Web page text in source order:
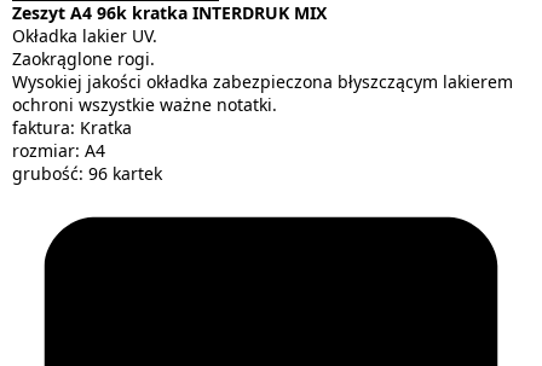
Zeszyt A4 96k kratka INTERDRUK MIX
Okładka lakier UV.
Zaokrąglone rogi.
Wysokiej jakości okładka zabezpieczona błyszczącym lakierem
ochroni wszystkie ważne notatki.
faktura: Kratka
rozmiar: A4
grubość: 96 kartek